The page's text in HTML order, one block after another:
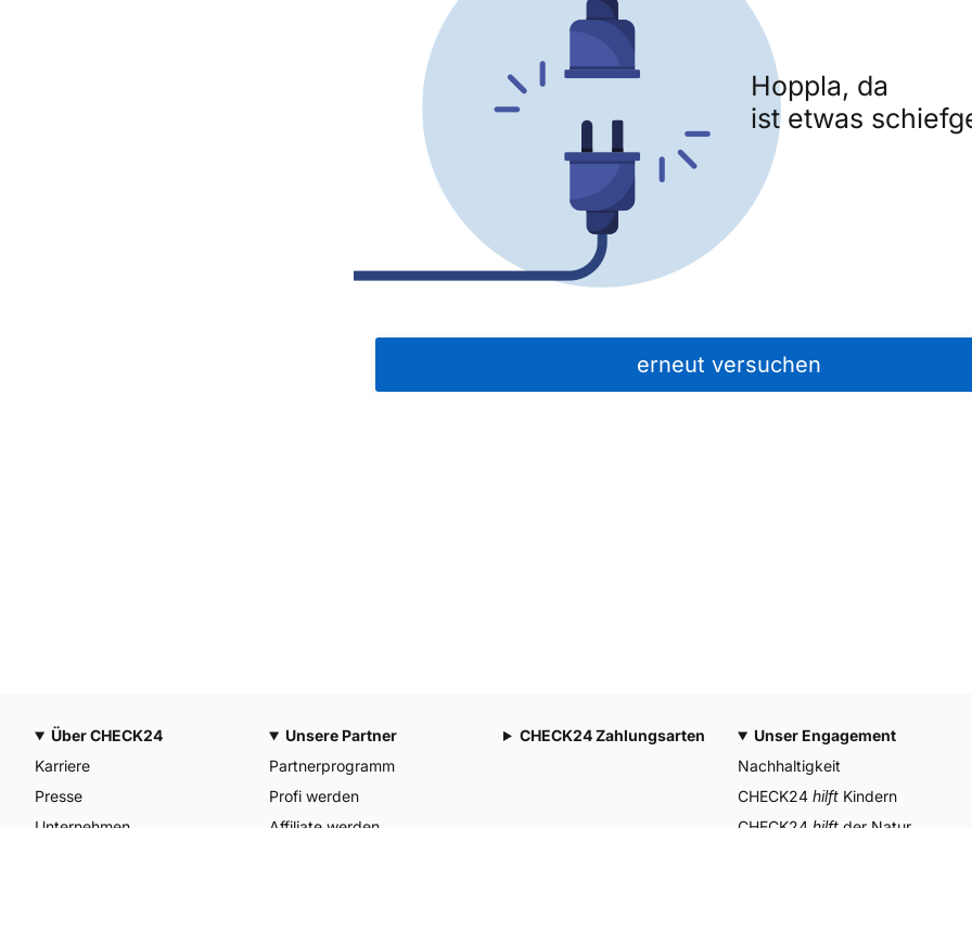
Hoppla, da
ist etwas
erneut versuchen
Über CHECK24
Karriere
Presse
Unternehmen
Unsere Partner
Partnerprogramm
Profi werden
Affiliate werden
Unser Engagement
Nachhaltigkeit
CHECK24 hilft Kindern
CHECK24 hilft der Natur
CHECK24 Zahlungsarten